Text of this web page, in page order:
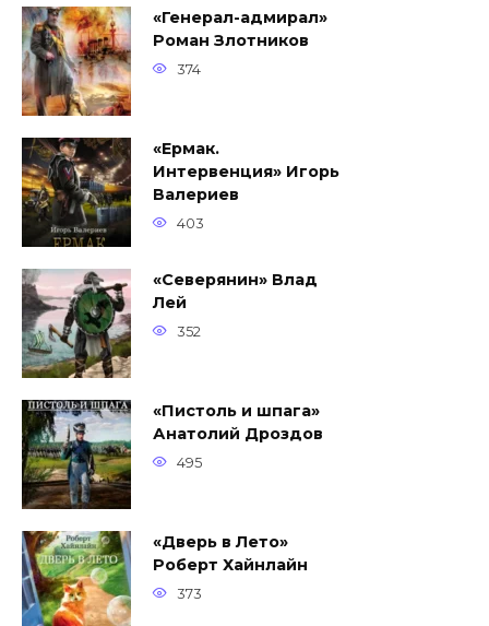
«Генерал-адмирал»
Роман Злотников
374
«Ермак.
Интервенция» Игорь
Валериев
403
«Северянин» Влад
Лей
352
«Пистоль и шпага»
Анатолий Дроздов
495
«Дверь в Лето»
Роберт Хайнлайн
373